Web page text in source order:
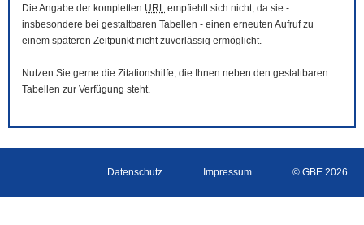
Die Angabe der kompletten URL empfiehlt sich nicht, da sie -
insbesondere bei gestaltbaren Tabellen - einen erneuten Aufruf zu
einem späteren Zeitpunkt nicht zuverlässig ermöglicht.
Nutzen Sie gerne die Zitationshilfe, die Ihnen neben den gestaltbaren
Tabellen zur Verfügung steht.
Datenschutz Impressum © GBE 2026